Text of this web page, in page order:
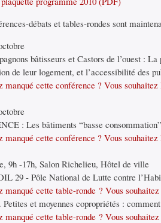
débats et tables-rondes sont
bâtisseurs et Castors de l’ouest :
de leur logement, et l’accessibilité des
manqué cette conférence ? Vous
: Les bâtiments “basse
manqué cette conférence ? Vous
9h -17h, Salon Richelieu, Hôtel de ville
29 - Pôle National de Lutte contre
manqué cette table-ronde ? Vous
et moyennes copropriétés :
manqué cette table-ronde ? Vous